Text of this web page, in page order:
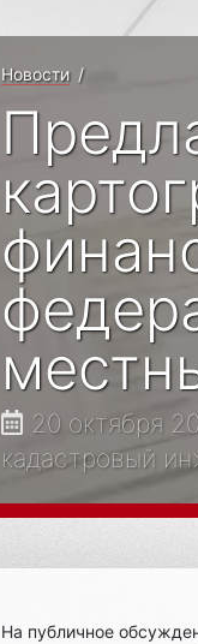
Новости /
20 октября
кадастровый
На публичное